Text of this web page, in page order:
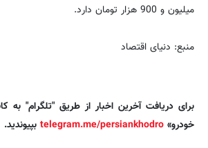
میلیون و 900 هزار تومان دارد.
منبع: دنیای اقتصاد
برای دریافت آخرین اخبار از طریق "تلگرام" به
خودرو» telegram.me/persiankhodro بپیوندید.